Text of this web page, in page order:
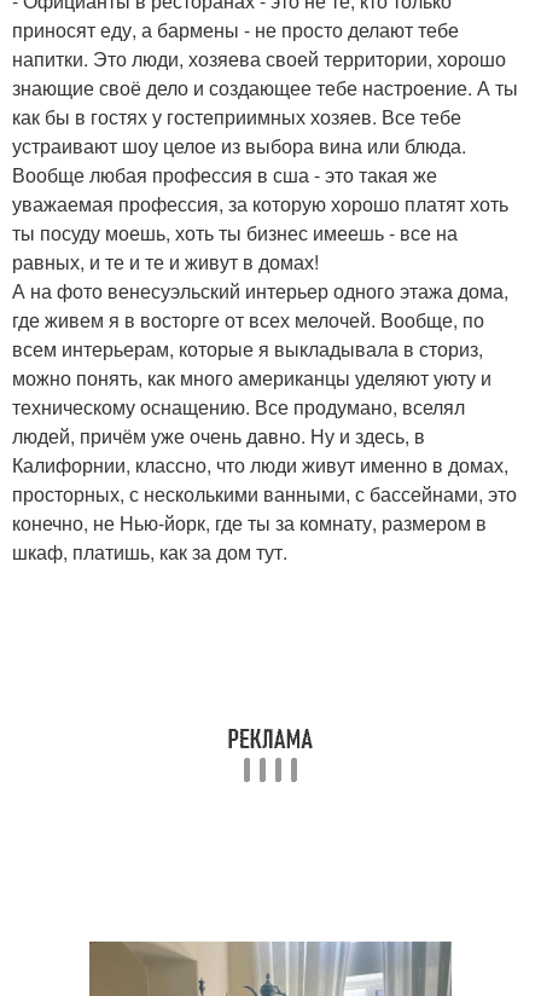
приносят еду, а бармены - не просто делают тебе
напитки. Это люди, хозяева своей территории, хорошо
знающие своё дело и создающее тебе настроение. А ты
как бы в гостях у гостеприимных хозяев. Все тебе
устраивают шоу целое из выбора вина или блюда.
Вообще любая профессия в сша - это такая же
уважаемая профессия, за которую хорошо платят хоть
ты посуду моешь, хоть ты бизнес имеешь - все на
равных, и те и те и живут в домах!
А на фото венесуэльский интерьер одного этажа дома,
где живем я в восторге от всех мелочей. Вообще, по
всем интерьерам, которые я выкладывала в сториз,
можно понять, как много американцы уделяют уюту и
техническому оснащению. Все продумано, вселял
людей, причём уже очень давно. Ну и здесь, в
Калифорнии, классно, что люди живут именно в домах,
просторных, с несколькими ванными, с бассейнами, это
конечно, не Нью-йорк, где ты за комнату, размером в
шкаф, платишь, как за дом тут.